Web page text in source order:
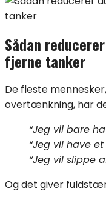
Sådan
fjerne tanker
De fleste
overtænkning, har
“Jeg vil bare
“Jeg vil have
“Jeg vil slippe
Og det giver